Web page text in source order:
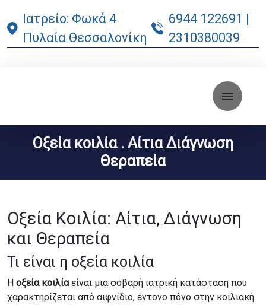
Ιατρείο: Φωκά 4
Πυλαία Θεσσαλονίκη
6944 122691 |
2310380039
Οξεία κοιλία . Αίτια Διάγνωση
Θεραπεία
Οξεία Κοιλία: Αίτια, Διάγνωση
και Θεραπεία
Τι είναι η οξεία κοιλία
Η οξεία κοιλίαείναι μια σοβαρή ιατρική κατάσταση που
χαρακτηρίζεται από αιφνίδιο, έντονο πόνο στην κοιλιακή